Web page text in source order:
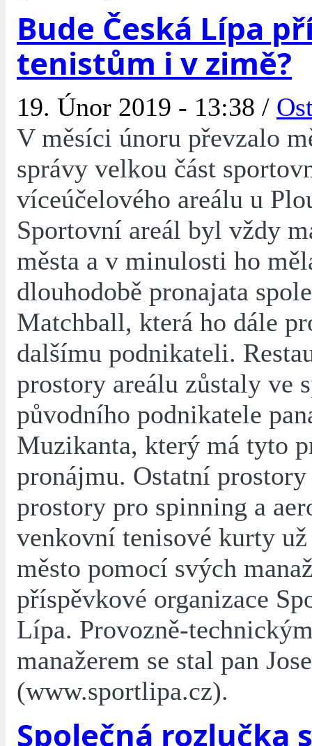
Bude Česká Lípa
tenistům i v zimě?
19. Únor 2019 - 13:38 /
V měsíci únoru převzalo
správy velkou část
víceúčelového areálu u
Sportovní areál byl vždy
města a v minulosti ho
dlouhodobě pronajata
Matchball, která ho dále
dalšímu podnikateli.
prostory areálu zůstaly ve
původního podnikatele
Muzikanta, který má tyto
pronájmu. Ostatní
prostory pro spinning a
venkovní tenisové kurty
město pomocí svých
příspěvkové organizace
Lípa. Provozně-
manažerem se stal pan
(www.sportlipa.cz).
Společná rozlučka